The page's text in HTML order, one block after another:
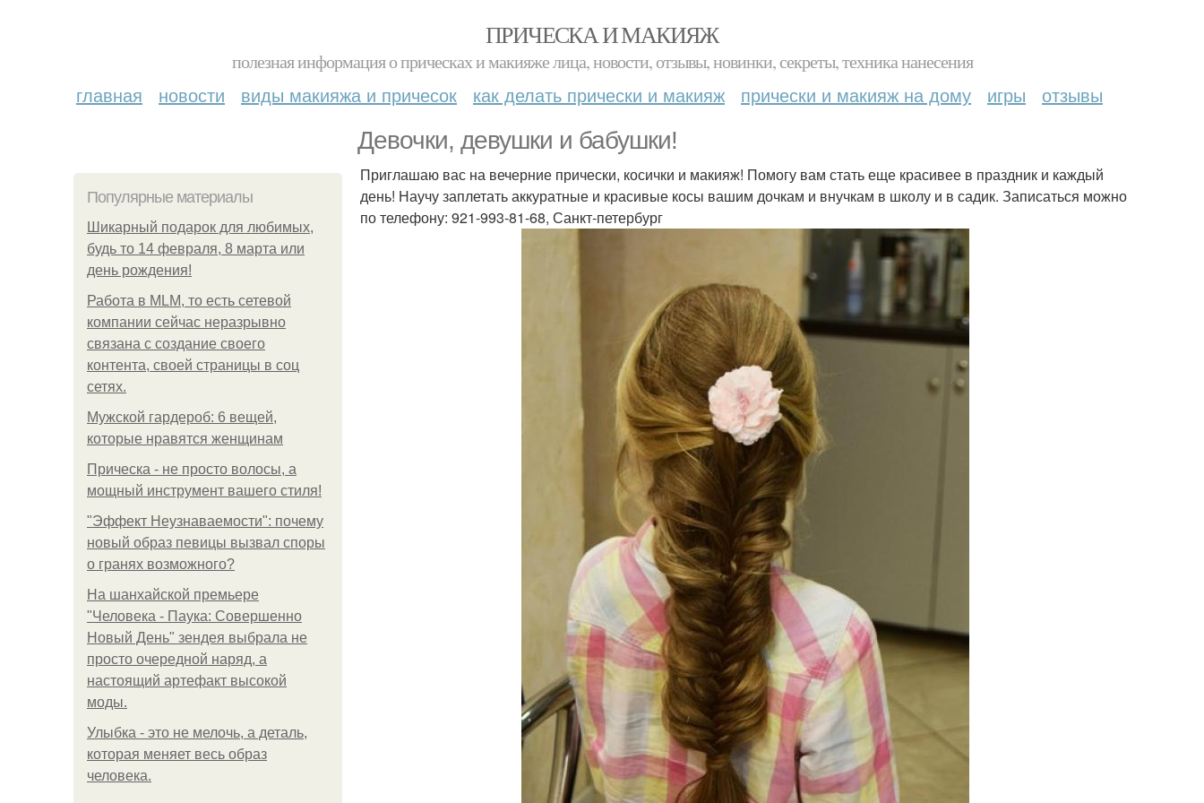
ПРИЧЕСКА И МАКИЯЖ
полезная информация о прическах и макияже лица, новости, отзывы, новинки, секреты, техника нанесения
главная новости виды макияжа и причесок как делать прически и макияж прически и макияж на дому игры отзывы
Девочки, девушки и бабушки!
Популярные материалы
Шикарный подарок для любимых,
будь то 14 февраля, 8 марта или
день рождения!
Работа в MLM, то есть сетевой
компании сейчас неразрывно
связана с создание своего
контента, своей страницы в соц
сетях.
Мужской гардероб: 6 вещей,
которые нравятся женщинам
Прическа - не просто волосы, а
мощный инструмент вашего стиля!
"Эффект Неузнаваемости": почему
новый образ певицы вызвал споры
о гранях возможного?
На шанхайской премьере
"Человека - Паука: Совершенно
Новый День" зендея выбрала не
просто очередной наряд, а
настоящий артефакт высокой
моды.
Улыбка - это не мелочь, а деталь,
которая меняет весь образ
человека.
Приглашаю вас на вечерние прически, косички и макияж! Помогу вам стать еще красивее в праздник и каждый
день! Научу заплетать аккуратные и красивые косы вашим дочкам и внучкам в школу и в садик. Записаться можно
по телефону: 921-993-81-68, Санкт-петербург